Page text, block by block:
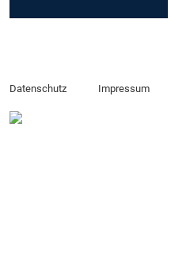
Datenschutz Impressum